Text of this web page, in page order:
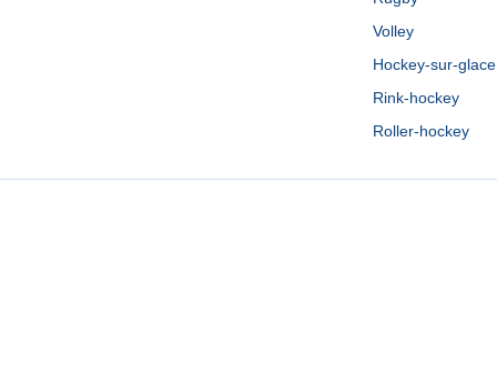
Volley
Hockey-sur-glace
Rink-hockey
Roller-hockey